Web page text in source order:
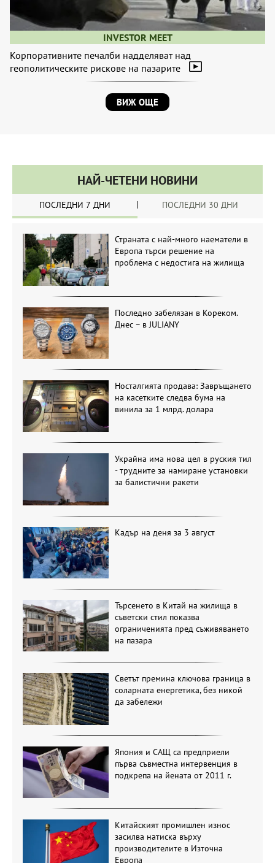
INVESTOR MEET
Корпоративните печалби надделяват над
геополитическите рискове на пазарите
ВИЖ ОЩЕ
НАЙ-ЧЕТЕНИ НОВИНИ
ПОСЛЕДНИ 7 ДНИ ПОСЛЕДНИ 30 ДНИ
Страната с най-много наематели в
Европа търси решение на
проблема с недостига на жилища
Последно забелязан в Кореком.
Днес – в JULIANY
Носталгията продава: Завръщането
на касетките следва бума на
винила за 1 млрд. долара
Украйна има нова цел в руския тил
- трудните за намиране установки
за балистични ракети
Кадър на деня за 3 август
Търсенето в Китай на жилища в
съветски стил показва
ограниченията пред съживяването
на пазара
Светът премина ключова граница в
соларната енергетика, без никой
да забележи
Япония и САЩ са предприели
първа съвместна интервенция в
подкрепа на йената от 2011 г.
Китайският промишлен износ
засилва натиска върху
производителите в Източна
Европа